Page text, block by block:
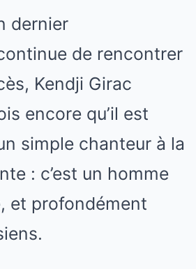
dernier
de rencontrer
Kendji Girac
encore qu’il est
simple chanteur à la
: c’est un homme
et profondément